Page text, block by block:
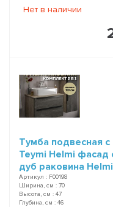
Нет в наличии
Тумба подвесная
Teymi Helmi
дуб раковина
Артикул : F00198
Ширина, см : 70
Высота, см : 47
Глубина, см : 46